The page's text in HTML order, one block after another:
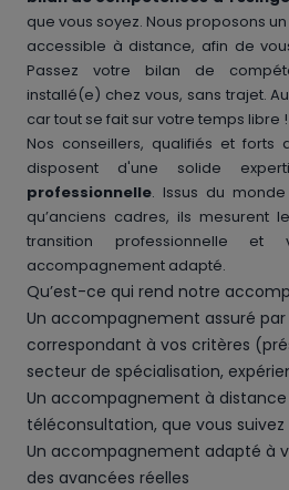
que vous soyez. Nous proposons
accessible à distance, afin de
Passez votre bilan de
installé(e) chez vous, sans trajet.
car tout se fait sur votre temps libre !
Nos conseillers, qualifiés et forts
disposent d'une solide
professionnelle. Issus du
qu’anciens cadres, ils mesurent
transition professionnelle et
accompagnement adapté.
Qu’est-ce qui rend notre
Un accompagnement assuré
correspondant à vos critères
secteur de spécialisation,
Un accompagnement à distance
téléconsultation, que vous
Un accompagnement adapté à
des avancées réelles